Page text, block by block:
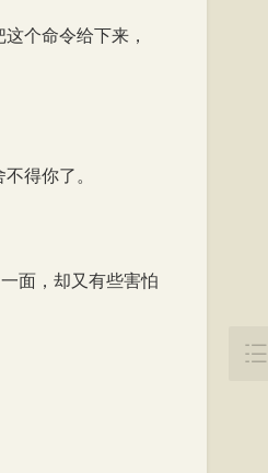
个命令给下来，
得你了。
面，却又有些害怕
